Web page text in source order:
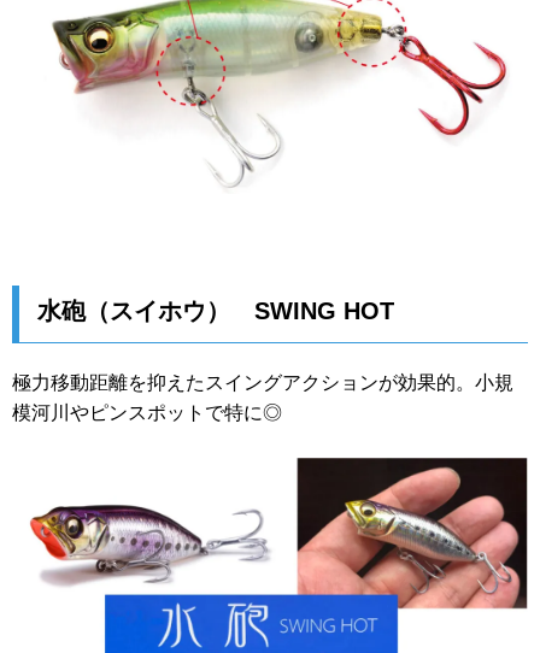
水砲（スイホウ） SWING HOT
極力移動距離を抑えたスイングアクションが効果的。小規
模河川やピンスポットで特に◎